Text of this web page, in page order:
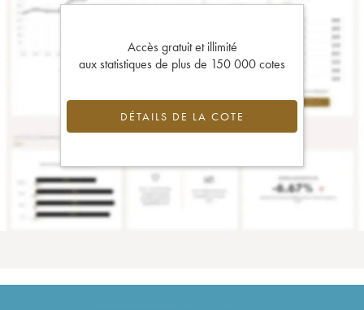
Accès gratuit et illimité
aux statistiques de plus de 150 000 cotes
DÉTAILS DE LA COTE